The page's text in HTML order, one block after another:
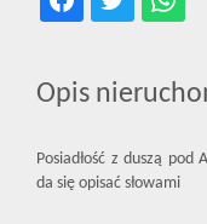
Opis
Posiadłość z duszą
da się opisać słowami